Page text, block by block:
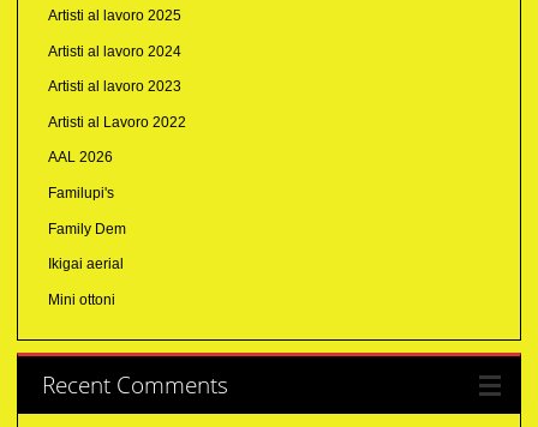
Artisti al lavoro 2025
Artisti al lavoro 2024
Artisti al lavoro 2023
Artisti al Lavoro 2022
AAL 2026
Familupi's
Family Dem
Ikigai aerial
Mini ottoni
Recent Comments